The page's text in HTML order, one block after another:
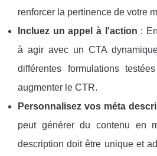
renforcer la pertinence de votre
Incluez un appel à l'action :
à agir avec un CTA
différentes formulations
augmenter le CTR.
Personnalisez vos méta
peut générer du contenu en
description doit être unique et